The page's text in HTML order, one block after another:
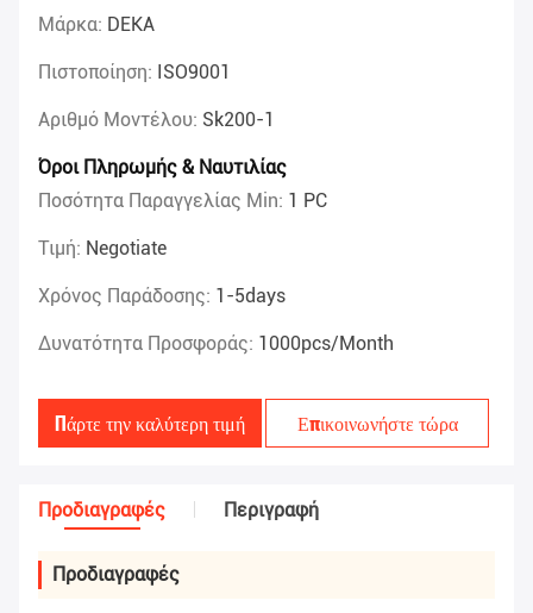
Μάρκα: DEKA
Πιστοποίηση: ISO9001
Αριθμό Μοντέλου: Sk200-1
Όροι Πληρωμής & Ναυτιλίας
Ποσότητα Παραγγελίας Min: 1 PC
Τιμή: Negotiate
Χρόνος Παράδοσης: 1-5days
Δυνατότητα Προσφοράς: 1000pcs/month
Πάρτε την καλύτερη τιμή Επικοινωνήστε τώρα
Προδιαγραφές Περιγραφή
Προδιαγραφές